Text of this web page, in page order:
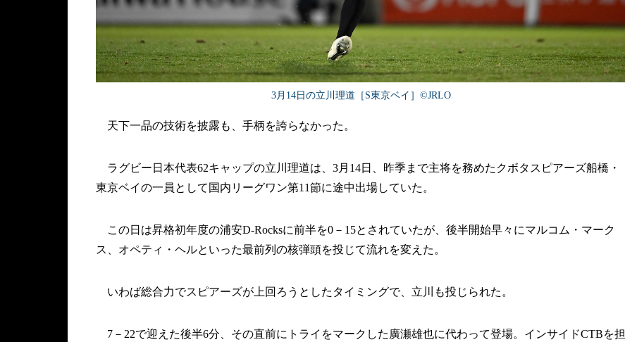
3月14日の立川理道［S東京ベイ］©︎JRLO
天下一品の技術を披露も、手柄を誇らなかった。
ラグビー日本代表62キャップの立川理道は、3月14日、昨季まで主将を務めたクボタスピアーズ船橋・
東京ベイの一員として国内リーグワン第11節に途中出場していた。
この日は昇格初年度の浦安D-Rocksに前半を0－15とされていたが、後半開始早々にマルコム・マーク
ス、オペティ・ヘルといった最前列の核弾頭を投じて流れを変えた。
いわば総合力でスピアーズが上回ろうとしたタイミングで、立川も投じられた。
7－22で迎えた後半6分、その直前にトライをマークした廣瀬雄也に代わって登場。インサイドCTBを担